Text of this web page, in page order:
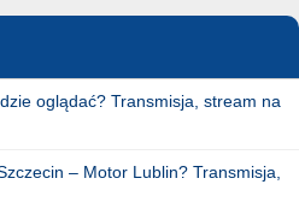
oglądać? Transmisja, stream na
– Motor Lublin? Transmisja,